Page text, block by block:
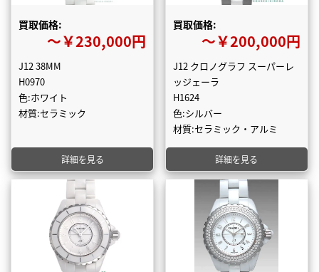
買取価格:
〜￥230,000円
J12 38MM
H0970
色:ホワイト
材質:セラミック
詳細を見る
買取価格:
〜￥200,000円
J12 クロノグラフ スーパーレ
ッジェーラ
H1624
色:シルバー
材質:セラミック・アルミ
詳細を見る